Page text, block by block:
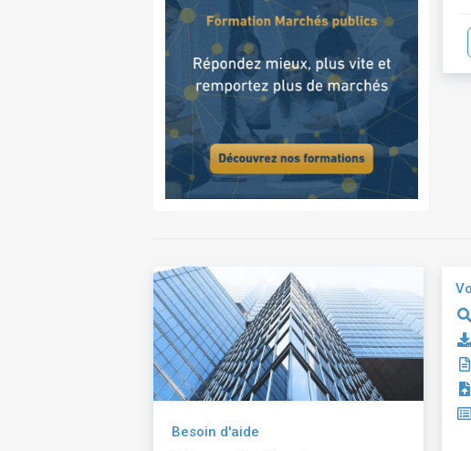
Besoin d'aide